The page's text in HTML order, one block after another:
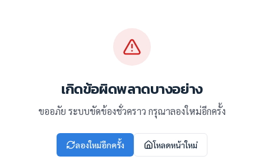
เกิดข้อผิดพลาดบางอย่าง
ขออภัย ระบบขัดข้องชั่วคราว กรุณาลองใหม่อีกครั้ง
ลองใหม่อีกครั้ง โหลดหน้าใหม่